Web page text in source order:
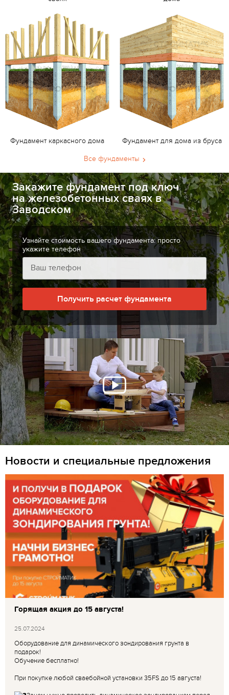
Фундамент каркасного дома Фундамент для дома из бруса
Все фундаменты
Закажите фундамент под ключ
на железобетонных сваях в
Заводском
Узнайте стоимость вашего фундамента: просто
укажите телефон
Получить расчет фундамента
Новости и специальные предложения
Горящая акция до 15 августа!
25.07.2024
Оборудование для динамического зондирования грунта в
подарок!
Обучение бесплатно!
При покупке любой сваебойной установки 35FS до 15 августа!